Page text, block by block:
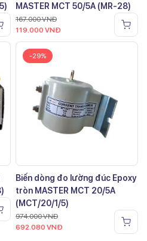
MASTER MCT 50/5A (MR-28)
167.000VNĐ
119.000 VNĐ
-29%
Biến dòng đo lường đúc Epoxy
tròn MASTER MCT 20/5A
(MCT/20/1/5)
974.000VNĐ
692.080 VNĐ